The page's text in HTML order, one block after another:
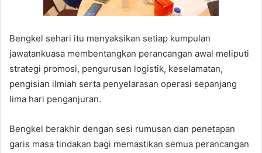
Bengkel sehari itu menyaksikan setiap kumpulan
jawatankuasa membentangkan perancangan awal meliputi
strategi promosi, pengurusan logistik, keselamatan,
pengisian ilmiah serta penyelarasan operasi sepanjang
lima hari penganjuran.
Bengkel berakhir dengan sesi rumusan dan penetapan
garis masa tindakan bagi memastikan semua perancangan